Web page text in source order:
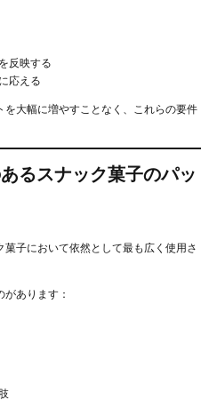
反映する
応える
大幅に増やすことなく、これらの要件
るスナック菓子のパッ
子において依然として最も広く使用さ
あります：